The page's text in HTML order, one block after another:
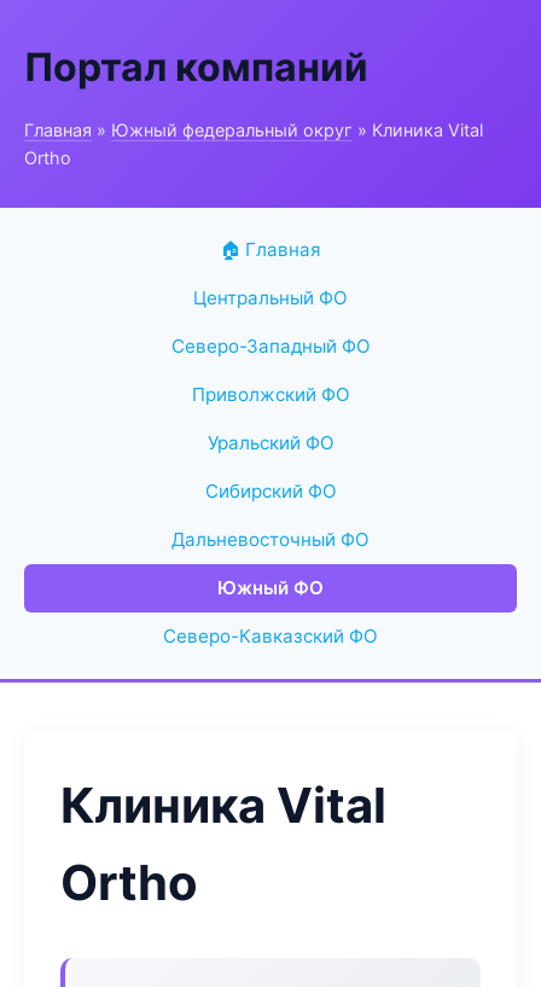
Портал компаний
Главная » Южный федеральный округ » Клиника Vital
Ortho
🏠 Главная
Центральный ФО
Северо-Западный ФО
Приволжский ФО
Уральский ФО
Сибирский ФО
Дальневосточный ФО
Южный ФО
Северо-Кавказский ФО
Клиника Vital
Ortho